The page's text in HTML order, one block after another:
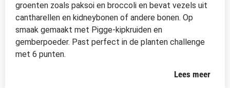
groenten zoals paksoi en broccoli en bevat vezels uit
cantharellen en kidneybonen of andere bonen. Op
smaak gemaakt met Pigge-kipkruiden en
gemberpoeder. Past perfect in de planten challenge
met 6 punten.
Lees meer